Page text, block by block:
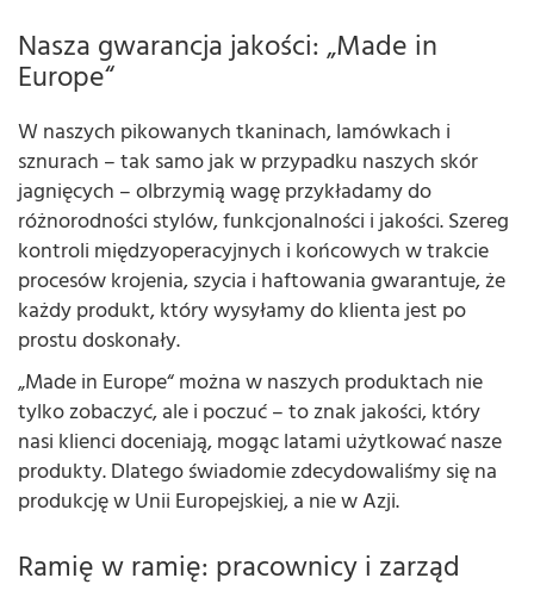
Nasza gwarancja jakości: „Made in
Europe“
W naszych pikowanych tkaninach, lamówkach i
sznurach – tak samo jak w przypadku naszych skór
jagnięcych – olbrzymią wagę przykładamy do
różnorodności stylów, funkcjonalności i jakości. Szereg
kontroli międzyoperacyjnych i końcowych w trakcie
procesów krojenia, szycia i haftowania gwarantuje, że
każdy produkt, który wysyłamy do klienta jest po
prostu doskonały.
„Made in Europe“ można w naszych produktach nie
tylko zobaczyć, ale i poczuć – to znak jakości, który
nasi klienci doceniają, mogąc latami użytkować nasze
produkty. Dlatego świadomie zdecydowaliśmy się na
produkcję w Unii Europejskiej, a nie w Azji.
Ramię w ramię: pracownicy i zarząd